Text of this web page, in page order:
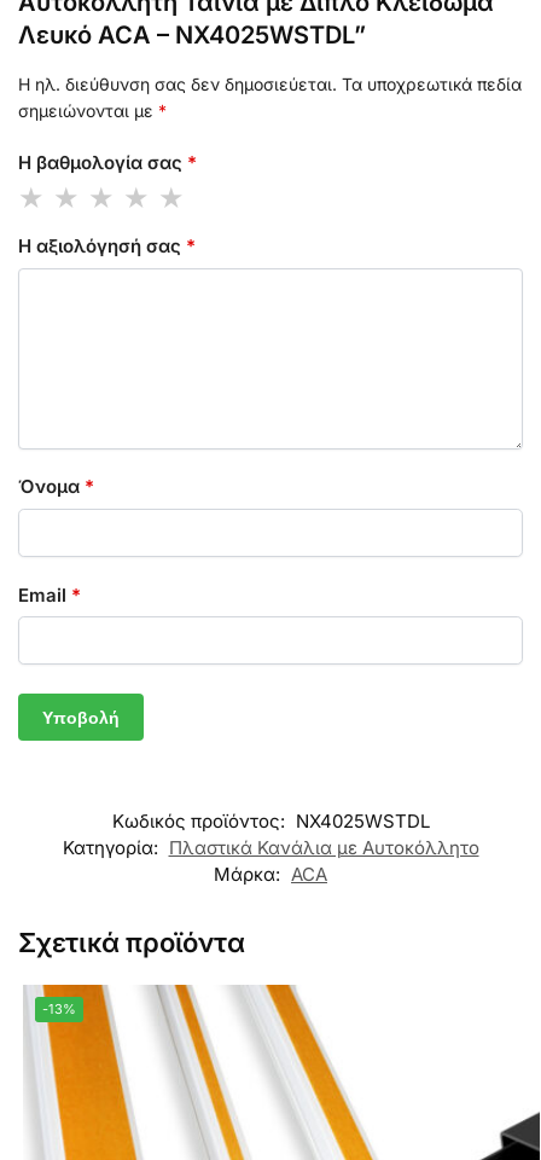
Λευκό ACA – NX4025WSTDL”
Η ηλ. διεύθυνση σας δεν δημοσιεύεται. Τα υποχρεωτικά πεδία
σημειώνονται με *
Η βαθμολογία σας *
Η αξιολόγησή σας *
Όνομα *
Email *
Κωδικός προϊόντος: NX4025WSTDL
Κατηγορία: Πλαστικά Κανάλια με Αυτοκόλλητο
Μάρκα: ACA
Σχετικά προϊόντα
-13%